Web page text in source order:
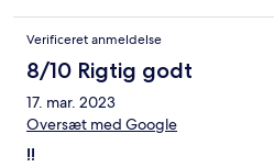
Verificeret anmeldelse
8/10 Rigtig godt
17. mar. 2023
Oversæt med Google
!!